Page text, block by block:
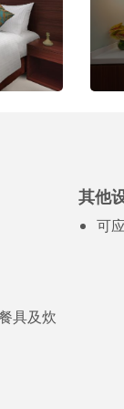
具及炊
其他
可